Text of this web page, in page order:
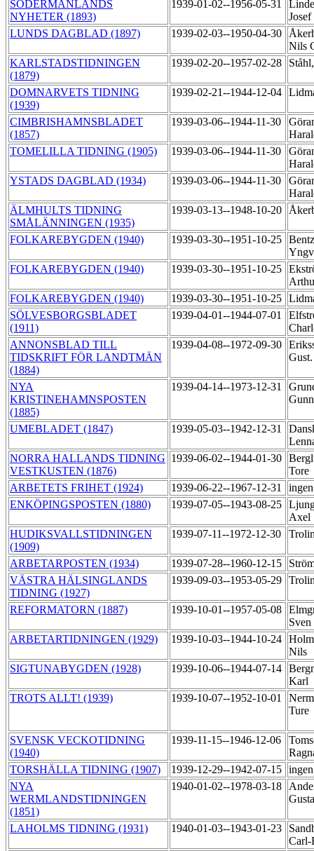
SÖDERMANLANDS
NYHETER (1893)
1939-01-02--1956-05-31
Josef
LUNDS DAGBLAD (1897)
1939-02-03--1950-04-30
Nils
KARLSTADSTIDNINGEN
(1879)
1939-02-20--1957-02-28
DOMNARVETS TIDNING
(1939)
1939-02-21--1944-12-04
CIMBRISHAMNSBLADET
(1857)
1939-03-06--1944-11-30
TOMELILLA TIDNING (1905)
1939-03-06--1944-11-30
YSTADS DAGBLAD (1934)
1939-03-06--1944-11-30
ÄLMHULTS TIDNING
SMÅLÄNNINGEN (1935)
1939-03-13--1948-10-20
FOLKAREBYGDEN (1940) 1939-03-30--1951-10-25
FOLKAREBYGDEN (1940)
1939-03-30--1951-10-25
FOLKAREBYGDEN (1940)
1939-03-30--1951-10-25
SÖLVESBORGSBLADET
(1911)
1939-04-01--1944-07-01
ANNONSBLAD TILL
TIDSKRIFT FÖR LANDTMÄN
(1884)
1939-04-08--1972-09-30
NYA
KRISTINEHAMNSPOSTEN
(1885)
1939-04-14--1973-12-31
UMEBLADET (1847) 1939-05-03--1942-12-31
NORRA HALLANDS TIDNING
VESTKUSTEN (1876)
1939-06-02--1944-01-30
Tore
ARBETETS FRIHET (1924)
1939-06-22--1967-12-31
ENKÖPINGSPOSTEN (1880)
1939-07-05--1943-08-25
Axel
HUDIKSVALLSTIDNINGEN
(1909)
1939-07-11--1972-12-30
ARBETARPOSTEN (1934) 1939-07-28--1960-12-15
VÄSTRA HÄLSINGLANDS
TIDNING (1927)
1939-09-03--1953-05-29
REFORMATORN (1887) 1939-10-01--1957-05-08
Sven
ARBETARTIDNINGEN (1929)
1939-10-03--1944-10-24
Nils
SIGTUNABYGDEN (1928)
1939-10-06--1944-07-14
Karl
TROTS ALLT! (1939)
1939-10-07--1952-10-01
Ture
SVENSK VECKOTIDNING
(1940)
1939-11-15--1946-12-06
TORSHÄLLA TIDNING (1907)
1939-12-29--1942-07-15
NYA
WERMLANDSTIDNINGEN
(1851)
1940-01-02--1978-03-18
LAHOLMS TIDNING (1931) 1940-01-03--1943-01-23